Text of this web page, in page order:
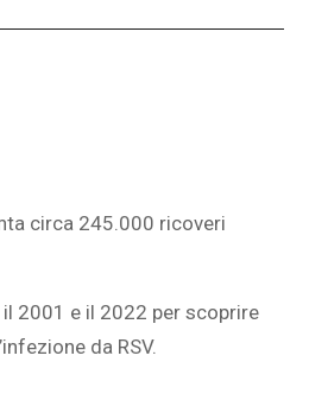
circa 245.000 ricoveri
2001 e il 2022 per scoprire
da RSV.